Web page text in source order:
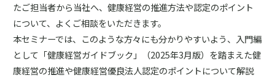
たご担当者から当社へ、健康経営の推進方法や認定のポイント
について、よくご相談をいただきます。
本セミナーでは、このような方々にも分かりやすいよう、入門編
として「健康経営ガイドブック」（2025年3月版）を踏まえた健
康経営の推進や健康経営優良法人認定のポイントについて解説